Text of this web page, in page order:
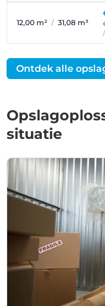
12,00 m² / 31,08 m³
Ontdek alle
situatie